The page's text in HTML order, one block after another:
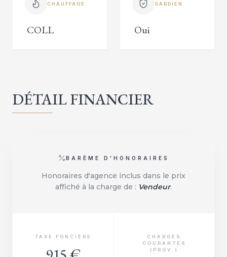
CHAUFFAGE
COLL
GARDIEN
Oui
DÉTAIL FINANCIER
BARÈME D'HONORAIRES
Honoraires d'agence inclus dans le prix
affiché à la charge de : Vendeur.
TAXE FONCIÈRE
CHARGES
COURANTES
(PROV.)